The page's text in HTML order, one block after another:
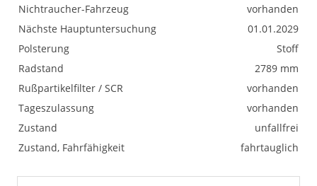
Nichtraucher-Fahrzeug
vorhanden
Nächste Hauptuntersuchung
01.01.2029
Polsterung
Stoff
Radstand
2789 mm
Rußpartikelfilter / SCR
vorhanden
Tageszulassung
vorhanden
Zustand
unfallfrei
Zustand, Fahrfähigkeit
fahrtauglich